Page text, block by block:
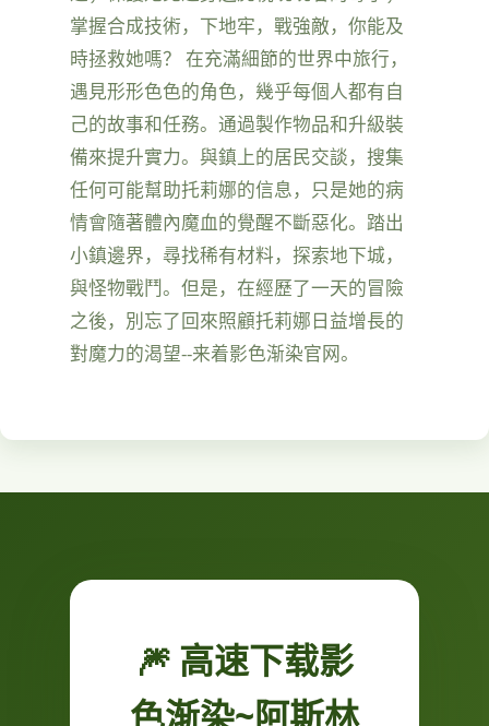
掌握合成技術，下地牢，戰強敵，你能及
時拯救她嗎？ 在充滿細節的世界中旅行，
遇見形形色色的角色，幾乎每個人都有自
己的故事和任務。通過製作物品和升級裝
備來提升實力。與鎮上的居民交談，搜集
任何可能幫助托莉娜的信息，只是她的病
情會隨著體內魔血的覺醒不斷惡化。踏出
小鎮邊界，尋找稀有材料，探索地下城，
與怪物戰鬥。但是，在經歷了一天的冒險
之後，別忘了回來照顧托莉娜日益增長的
對魔力的渴望--来着影色渐染官网。
🎆 高速下载影
色渐染~阿斯林